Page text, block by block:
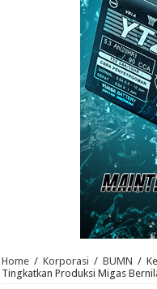
Home / Korporasi / BUMN /
Tingkatkan Produksi Migas